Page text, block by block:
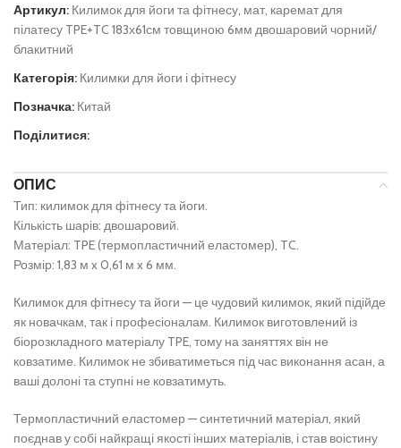
Артикул: Килимок для йоги та фітнесу, мат, каремат для
пілатесу TPE+TC 183х61см товщиною 6мм двошаровий чорний/
блакитний
Категорія: Килимки для йоги і фітнесу
Позначка: Китай
Поділитися:
ОПИС
Тип: килимок для фітнесу та йоги.
Кількість шарів: двошаровий.
Матеріал: TPE (термопластичний еластомер), TC.
Розмір: 1,83 м x 0,61 м x 6 мм.
Килимок для фітнесу та йоги — це чудовий килимок, який підійде
як новачкам, так і професіоналам. Килимок виготовлений із
біорозкладного матеріалу TPE, тому на заняттях він не
ковзатиме. Килимок не збиватиметься під час виконання асан, а
ваші долоні та ступні не ковзатимуть.
Термопластичний еластомер — синтетичний матеріал, який
поєднав у собі найкращі якості інших матеріалів, і став воістину